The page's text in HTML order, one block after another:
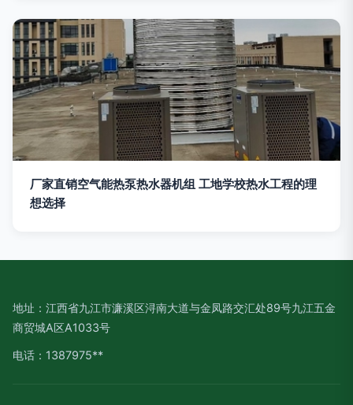
厂家直销空气能热泵热水器机组 工地学校热水工程的理
想选择
地址：江西省九江市濂溪区浔南大道与金凤路交汇处89号九江五金
商贸城A区A1033号
电话：1387975**